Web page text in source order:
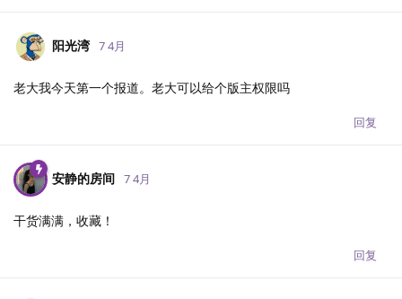
阳光湾 7 4月
老大我今天第一个报道。老大可以给个版主权限吗
回复
安静的房间 7 4月
干货满满，收藏！
回复